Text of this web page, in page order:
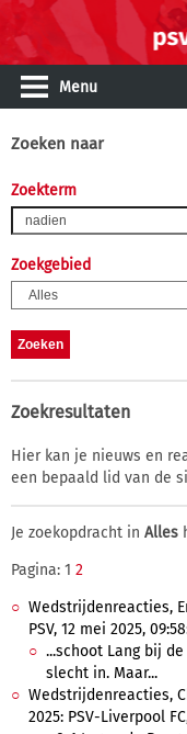
Menu
Zoeken naar
Zoekterm
Zoekgebied
Zoekresultaten
Hier kan je nieuws en
een bepaald lid van de
Je zoekopdracht in Alles
Pagina: 1 2
Wedstrijdenreacties,
PSV, 12 mei 2025,
...schoot Lang bij
slecht in. Maar...
Wedstrijdenreacties,
2025: PSV-Liverpool